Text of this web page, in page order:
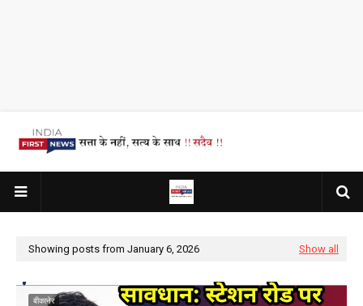
Showing posts from January 6, 2026 Show all
बीकानेर